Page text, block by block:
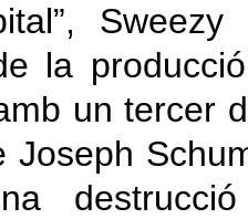
la
un tercer
Joseph